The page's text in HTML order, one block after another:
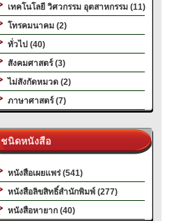
เทคโนโลยี วิศวกรรม อุตสาหกรรม (11)
โทรคมนาคม (2)
ทั่วไป (40)
สังคมศาสตร์ (3)
ไม่สังกัดหมวด (2)
ภาษาศาสตร์ (7)
ชนิดหนังสือ
หนังสือเผยแพร่ (541)
หนังสือลิขสิทธิ์สำนักพิมพ์ (277)
หนังสือหายาก (40)